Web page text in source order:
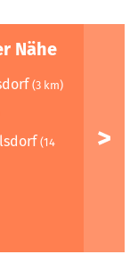
Nähe
(3 km)
(14